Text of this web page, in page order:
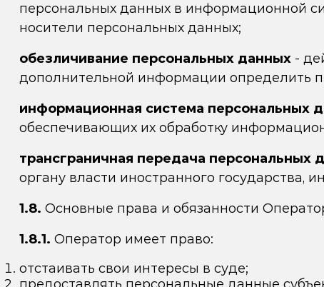
персональных данных в информационной
носители персональных данных;
обезличивание персональных данных-
дополнительной информации определить
информационная система персональных
обеспечивающих их обработку
трансграничная передача персональных
органу власти иностранного
1.8. Основные права и обязанности
1.8.1. Оператор имеет право:
отстаивать свои интересы в суде;